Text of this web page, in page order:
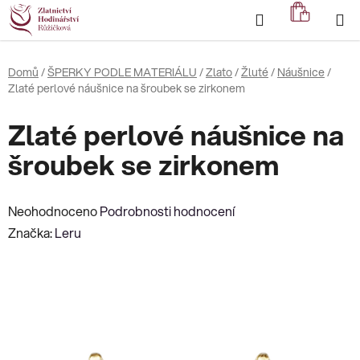
Přejít
na
obsah
Hledat
KOŠÍK
Domů /ŠPERKY PODLE MATERIÁLU /Zlato/Žluté/ Náušnice/
Zlaté perlové náušnice na šroubek se zirkonem
Zlaté perlové náušnice na
šroubek se zirkonem
Průměrné
hodnocení
NeohodnocenoPodrobnosti hodnocení
Značka:Leru